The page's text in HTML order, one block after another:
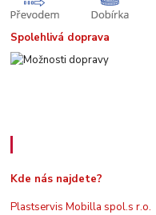
Spolehlivá doprava
Kde nás najdete?
Plastservis Mobilla spol.s r.o.